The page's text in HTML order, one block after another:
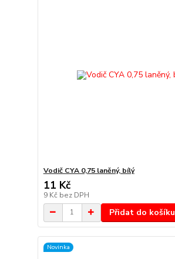
Vodič CYA 0,75 laněný, bílý
11 Kč
9 Kč bez DPH
Přidat do košíku
Novinka